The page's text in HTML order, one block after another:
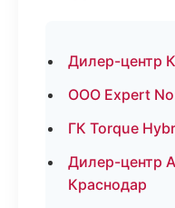
Дилер-центр
ООО Expert
ГК Torque
Дилер-центр
Краснодар